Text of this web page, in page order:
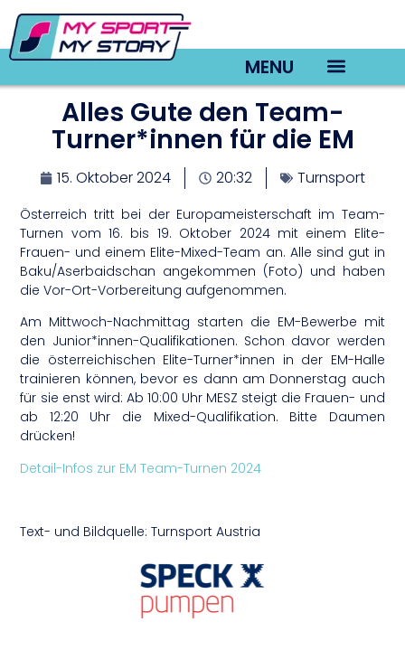
MENU
Alles Gute den Team-
Turner*innen für die EM
15. Oktober 2024 20:32 Turnsport
Österreich tritt bei der Europameisterschaft im Team-
Turnen vom 16. bis 19. Oktober 2024 mit einem Elite-
Frauen- und einem Elite-Mixed-Team an. Alle sind gut in
Baku/Aserbaidschan angekommen (Foto) und haben
die Vor-Ort-Vorbereitung aufgenommen.
Am Mittwoch-Nachmittag starten die EM-Bewerbe mit
den Junior*innen-Qualifikationen. Schon davor werden
die österreichischen Elite-Turner*innen in der EM-Halle
trainieren können, bevor es dann am Donnerstag auch
für sie enst wird: Ab 10:00 Uhr MESZ steigt die Frauen- und
ab 12:20 Uhr die Mixed-Qualifikation. Bitte Daumen
drücken!
Detail-Infos zur EM Team-Turnen 2024
Text- und Bildquelle: Turnsport Austria